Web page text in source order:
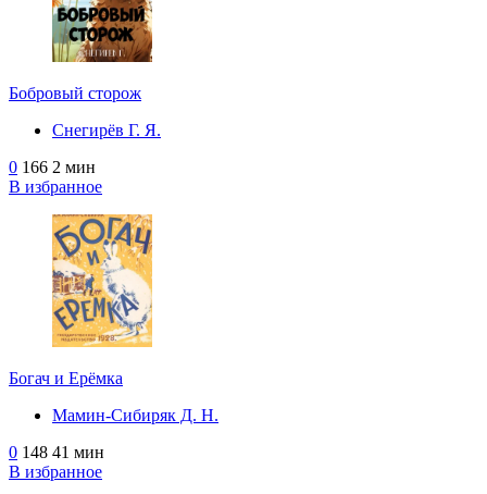
Бобровый сторож
Снегирёв Г. Я.
0 166 2 мин
В избранное
Богач и Ерёмка
Мамин-Сибиряк Д. Н.
0 148 41 мин
В избранное